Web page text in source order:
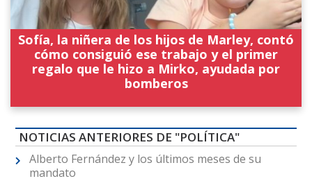
Sofía, la niñera de los hijos de Marley, contó
cómo consiguió ese trabajo y el primer
regalo que le hizo a Mirko, ayudada por
bomberos
NOTICIAS ANTERIORES DE "POLÍTICA"
Alberto Fernández y los últimos meses de su
mandato